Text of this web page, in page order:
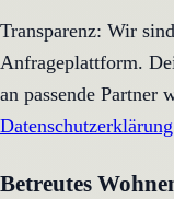
Transparenz: Wir
Anfrageplattform.
an passende Partner
Datenschutzerklärung
Betreutes